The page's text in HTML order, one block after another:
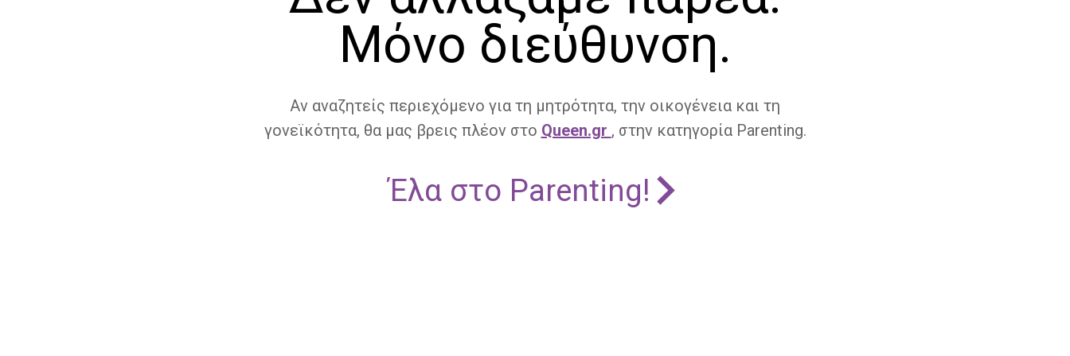
Μόνο διεύθυνση.
Αν αναζητείς περιεχόμενο για τη μητρότητα, την οικογένεια και τη
γονεϊκότητα, θα μας βρεις πλέον στο Queen.gr , στην κατηγορία Parenting.
Έλα στο Parenting!